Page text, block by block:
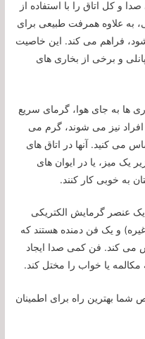
و کل اتاق را با استفاده از
به علاوه همرفت طبیعی برای
فراهم می کند. این خاصیت
و برخی از بخاری های
ها به جای هوا، گرمای سریع
نیز می شوند، گرم می
می کنید. آنها در اتاق های
میز، یا در ایوان های
به خوبی کار کنند.
یک عنصر گرمایش الکتریکی
و یک فن دمنده هستند که
می کند. فن کمی صدا ایجاد
مکالمه یا خواب را مختل کند.
شما بهترین راه برای اطمینان